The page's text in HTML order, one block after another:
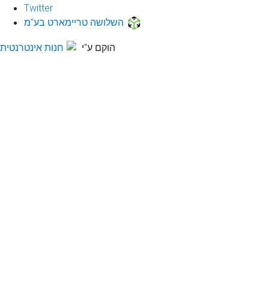
Twitter
השלושה טריימארט בע"מ
הוקם ע"י חנות אינטרנטית